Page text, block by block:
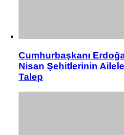
Cumhurbaşkanı
Nisan Şehitlerinin
Talep